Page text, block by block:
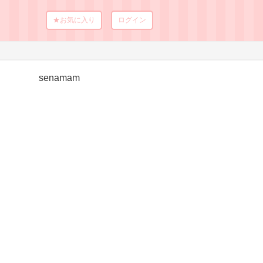
★お気に入り ログイン
senamam